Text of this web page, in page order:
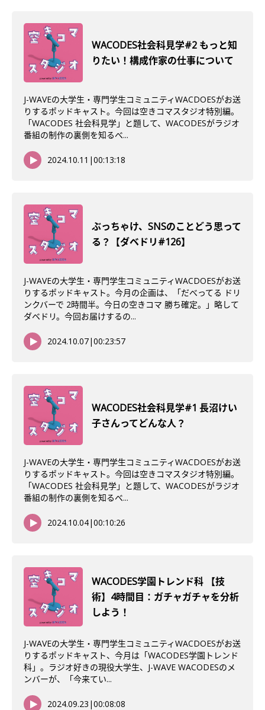
WACODES社会科見学#2 もっと知
りたい！構成作家の仕事について
J-WAVEの大学生・専門学生コミュニティWACDOESがお送
りするポッドキャスト。今回は空きコマスタジオ特別編。
「WACODES 社会科見学」と題して、WACODESがラジオ
番組の制作の裏側を知るべ...
2024.10.11 |00:13:18
ぶっちゃけ、SNSのことどう思って
る？【ダベドリ#126】
J-WAVEの大学生・専門学生コミュニティWACDOESがお送
りするポッドキャスト。今月の企画は、「だべってる ドリ
ンクバーで 2時間半。今日の空きコマ 勝ち確定。」略して
ダベドリ。今回お届けするの...
2024.10.07|00:23:57
WACODES社会科見学#1 長沼けい
子さんってどんな人？
J-WAVEの大学生・専門学生コミュニティWACDOESがお送
りするポッドキャスト。今回は空きコマスタジオ特別編。
「WACODES 社会科見学」と題して、WACODESがラジオ
番組の制作の裏側を知るべ...
2024.10.04|00:10:26
WACODES学園トレンド科 【技
術】4時間目：ガチャガチャを分析
しよう！
J-WAVEの大学生・専門学生コミュニティWACDOESがお送
りするポッドキャスト、今月は「WACODES学園トレンド
科」。ラジオ好きの現役大学生、J-WAVE WACODESのメ
ンバーが、「今来てい...
2024.09.23 |00:08:08